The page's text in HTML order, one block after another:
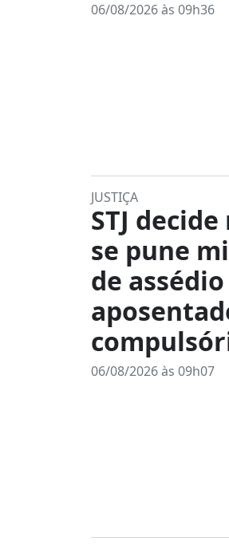
06/08/2026 às 09h36
JUSTIÇA
STJ
se pune
de
06/08/2026 às 09h07